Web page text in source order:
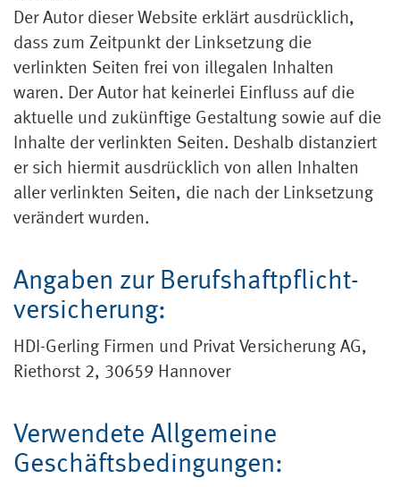
Der Autor dieser Website erklärt ausdrücklich,
dass zum Zeitpunkt der Linksetzung die
verlinkten Seiten frei von illegalen Inhalten
waren. Der Autor hat keinerlei Einfluss auf die
aktuelle und zukünftige Gestaltung sowie auf die
Inhalte der verlinkten Seiten. Deshalb distanziert
er sich hiermit ausdrücklich von allen Inhalten
aller verlinkten Seiten, die nach der Linksetzung
verändert wurden.
Angaben zur Berufshaft­pflicht­­­
versicherung:
HDI-Gerling Firmen und Privat Versicherung AG,
Riethorst 2, 30659 Hannover
Verwendete Allgemeine
Geschäfts­bedingungen: